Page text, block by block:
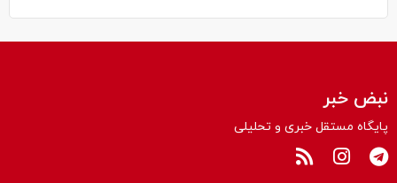
نبض خبر
پایگاه مستقل خبری و تحلیلی